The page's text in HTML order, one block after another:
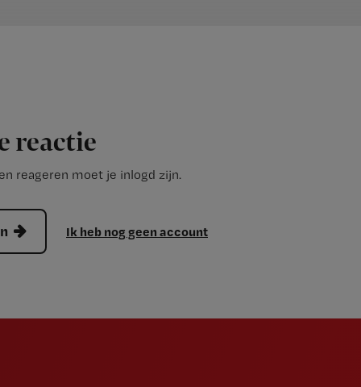
reactie
reageren moet je inlogd zijn.
Ik heb nog geen account